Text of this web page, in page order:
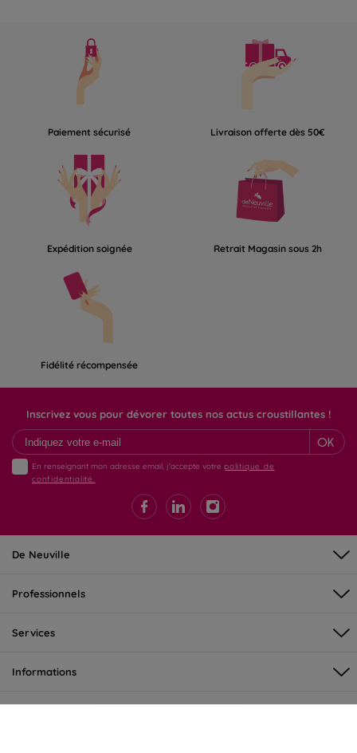
Paiement sécurisé Livraison offerte dès 50€
Expédition soignée Retrait Magasin sous 2h
Fidélité récompensée
Inscrivez vous pour dévorer toutes nos actus croustillantes !
OK
En renseignant mon adresse email, j'accepte votre politique de
confidentialité.
De Neuville
Professionnels
Services
Informations